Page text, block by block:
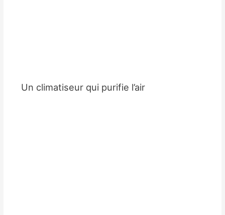
Un climatiseur qui purifie l’air